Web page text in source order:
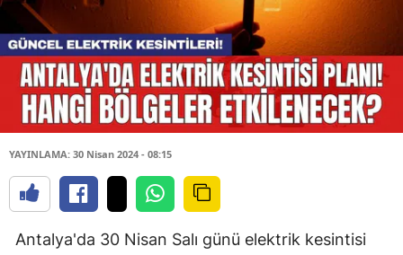
YAYINLAMA: 30 Nisan 2024 - 08:15
Antalya'da 30 Nisan Salı günü elektrik kesintisi